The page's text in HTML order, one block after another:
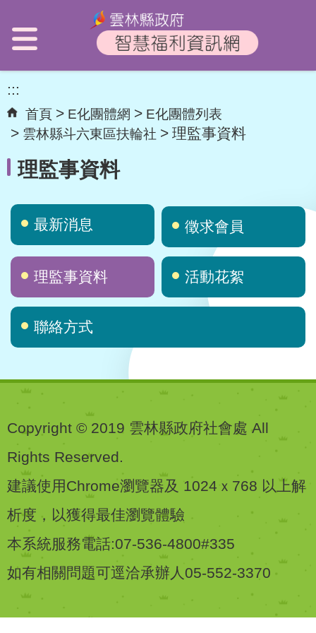
:::
首頁 E化團體網
E化團體列表
雲林縣斗六東區扶輪社
理監事資料
理監事資料
最新消息 徵求會員
理監事資料 活動花絮
聯絡方式
Copyright © 2019 雲林縣政府社會處 All
Rights Reserved.
建議使用Chrome瀏覽器及 1024ｘ768 以上解
析度，以獲得最佳瀏覽體驗
本系統服務電話:07-536-4800#335
如有相關問題可逕洽承辦人05-552-3370